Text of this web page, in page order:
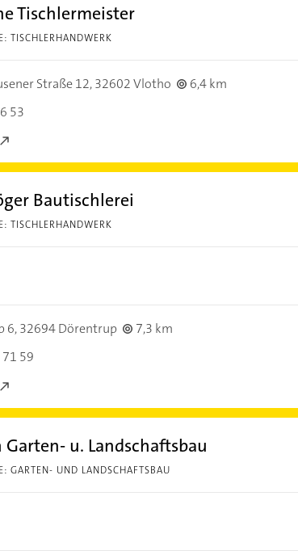
Tischlermeister
TISCHLERHANDWERK
Straße 12,32602 Vlotho
6,4 km
53
Bautischlerei
TISCHLERHANDWERK
6,32694 Dörentrup
7,3 km
59
u. Landschaftsbau
GARTEN- UND LANDSCHAFTSBAU